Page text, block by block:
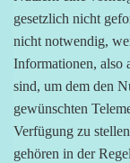
gesetzlich nicht
nicht notwendig,
Informationen, also
sind, um dem den
gewünschten
Verfügung zu
gehören in der